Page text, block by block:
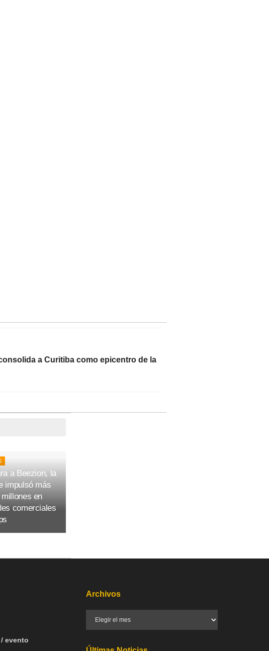
a Curitiba como epicentro de la
a Beezion, la
impulsó más
en
comerciales
evento
Archivos